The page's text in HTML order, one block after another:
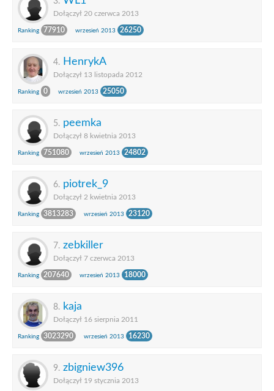
Dołączył 20 czerwca 2013
Ranking 77910 wrzesień 2013 26250
4. HenrykA
Dołączył 13 listopada 2012
Ranking 0 wrzesień 2013 25050
5. peemka
Dołączył 8 kwietnia 2013
Ranking 751080 wrzesień 2013 24802
6. piotrek_9
Dołączył 2 kwietnia 2013
Ranking 3813283 wrzesień 2013 23120
7. zebkiller
Dołączył 7 czerwca 2013
Ranking 207640 wrzesień 2013 18000
8. kaja
Dołączył 16 sierpnia 2011
Ranking 3023290 wrzesień 2013 16230
9. zbigniew396
Dołączył 19 stycznia 2013